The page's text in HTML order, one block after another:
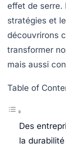
effet de serre.
stratégies et
découvrirons
transformer
mais aussi
Table of
Des
la durabilité